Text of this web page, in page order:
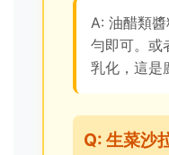
A: 油醋類
勻即可。或
乳化，這是
Q: 生菜沙